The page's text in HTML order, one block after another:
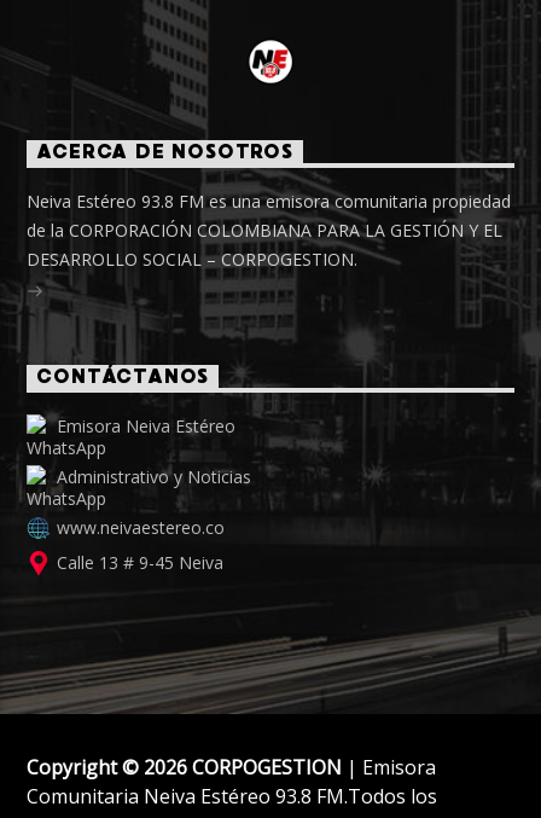
ACERCA DE NOSOTROS
Neiva Estéreo 93.8 FM es una emisora comunitaria propiedad
de la CORPORACIÓN COLOMBIANA PARA LA GESTIÓN Y EL
DESARROLLO SOCIAL – CORPOGESTION.
CONTÁCTANOS
Emisora Neiva Estéreo
Administrativo y Noticias
www.neivaestereo.co
Calle 13 # 9-45 Neiva
Copyright © 2026 CORPOGESTION | Emisora
Comunitaria Neiva Estéreo 93.8 FM.Todos los